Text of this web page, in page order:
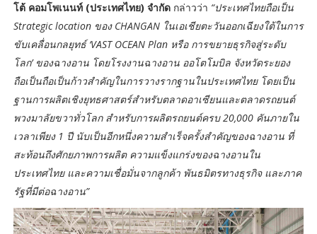
โต้ คอมโพเนนท์ (ประเทศไทย) จำกัดกล่าวว่า “ประเทศไทยถือเป็น
Strategic location ของ CHANGAN ในเอเชียตะวันออกเฉียงใต้ในการ
ขับเคลื่อนกลยุทธ์ ‘VAST OCEAN Plan หรือ การขยายธุรกิจสู่ระดับ
โลก’ ของฉางอาน โดยโรงงานฉางอาน ออโตโมบิล จังหวัดระยอง
ถือเป็นถือเป็นก้าวสำคัญในการวางรากฐานในประเทศไทย โดยเป็น
ฐานการผลิตเชิงยุทธศาสตร์สำหรับตลาดอาเซียนและตลาดรถยนต์
พวงมาลัยขวาทั่วโลก สำหรับการผลิตรถยนต์ครบ 20,000 คันภายใน
เวลาเพียง 1 ปี นับเป็นอีกหนึ่งความสำเร็จครั้งสำคัญของฉางอาน ที่
สะท้อนถึงศักยภาพการผลิต ความแข็งแกร่งของฉางอานใน
ประเทศไทย และความเชื่อมั่นจากลูกค้า พันธมิตรทางธุรกิจ และภาค
รัฐที่มีต่อฉางอาน”